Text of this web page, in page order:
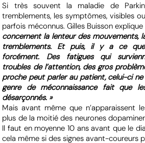
Si très souvent la maladie de
tremblements, les symptômes, visibles
parfois méconnus. Gilles Buisson explique
concernent la lenteur des mouvements,
tremblements. Et puis, il y a ce que
forcément. Des fatigues qui
troubles de l’attention, des gros
proche peut parler au patient, celui-ci ne
genre de méconnaissance fait que
désarçonnés. »
Mais avant même que n’apparaissent
plus de la moitié des neurones
Il faut en moyenne 10 ans avant que le
cela même si des signes avant-coureurs